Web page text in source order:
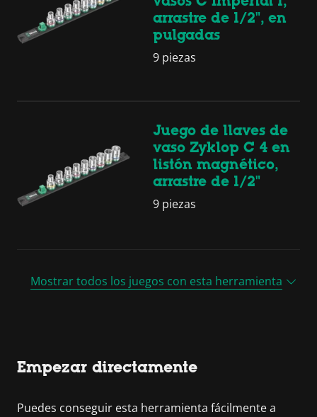
arrastre de 1/2", en
pulgadas
9 piezas
Juego de llaves de
vaso Zyklop C 4 en
listón magnético,
arrastre de 1/2"
9 piezas
Mostrar todos los juegos con esta herramienta
Empezar directamente
Puedes conseguir esta herramienta fácilmente a